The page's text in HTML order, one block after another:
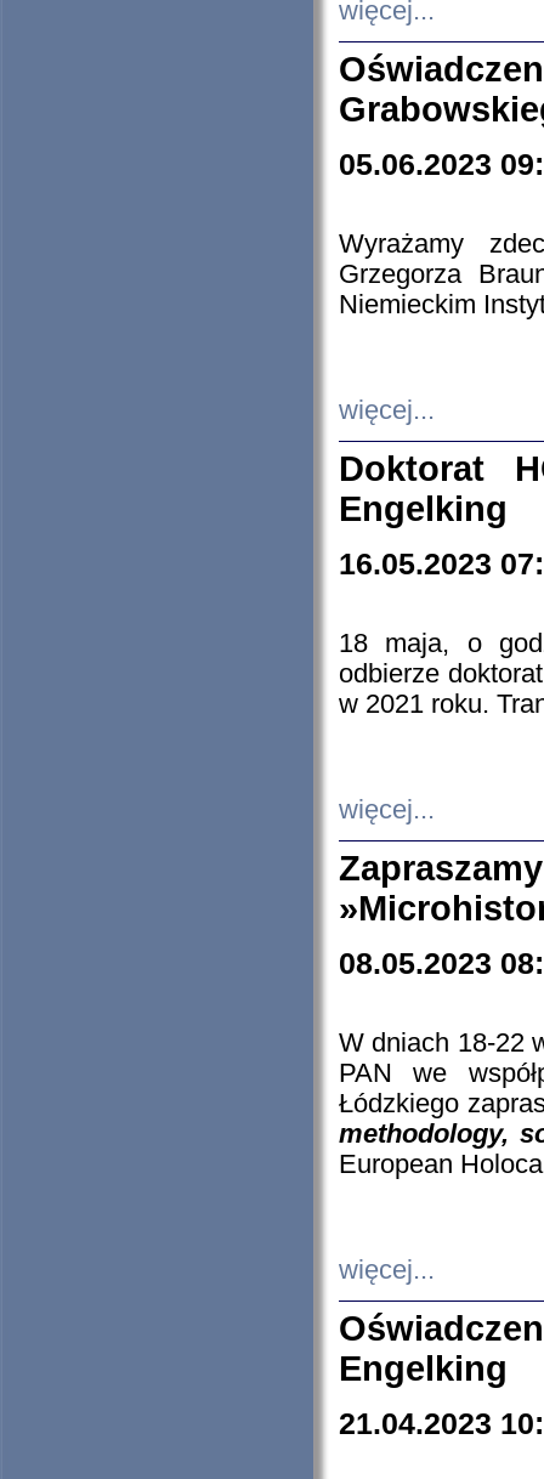
więcej...
05.06.2023
Wyrażamy
Grzegorza
Niemieckim
więcej...
Doktorat
Engelking
16.05.2023
18 maja, o
odbierze
w 2021 roku.
więcej...
08.05.2023
W dniach 18-22
PAN we
Łódzkiego
methodology,
European
więcej...
Engelking
21.04.2023